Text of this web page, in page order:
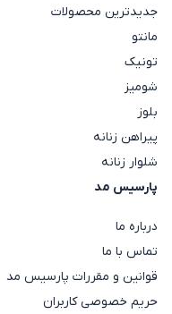
جدیدترین محصولات
مانتو
تونیک
شومیز
بلوز
پیراهن زنانه
شلوار زنانه
پارسیس مد
درباره ما
تماس با ما
قوانین و مقررات پارسیس مد
حریم خصوصی کاربران